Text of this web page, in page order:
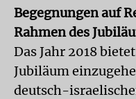
Begegnungen auf
Rahmen des
Das Jahr 2018
Jubiläum
deutsch-